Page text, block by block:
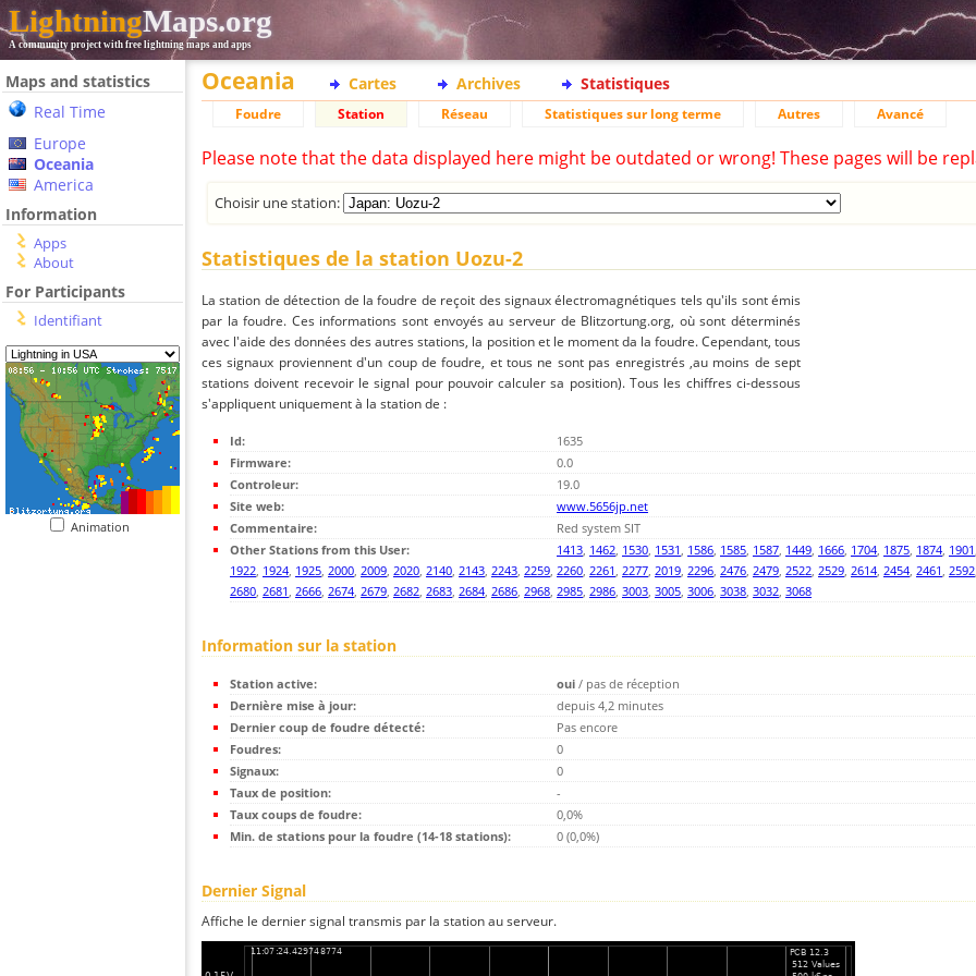
LightningMaps.org
A community project with free lightning maps and apps
Maps and statistics
Real Time
Europe
Oceania
America
Information
Apps
About
For Participants
Identifiant
Animation
Oceania Cartes Archives Statistiques
Foudre Station Réseau Statistiques sur long terme Autres Avancé
Please note that the data displayed here might be outdated or wrong! These pages will be
Choisir une station:
Statistiques de la station Uozu-2
La station de détection de la foudre de reçoit des signaux électromagnétiques tels qu'ils sont émis
par la foudre. Ces informations sont envoyés au serveur de Blitzortung.org, où sont déterminés
avec l'aide des données des autres stations, la position et le moment da la foudre. Cependant, tous
ces signaux proviennent d'un coup de foudre, et tous ne sont pas enregistrés ,au moins de sept
stations doivent recevoir le signal pour pouvoir calculer sa position). Tous les chiffres ci-dessous
s'appliquent uniquement à la station de :
Id:
1635
Firmware:
0.0
Controleur:
19.0
Site web:
www.5656jp.net
Commentaire:
Red system SIT
Other Stations from this User:
1413, 1462, 1530, 1531, 1586, 1585, 1587, 1449, 1666, 1704, 1875, 1874, 1901
1922, 1924, 1925, 2000, 2009, 2020, 2140, 2143, 2243, 2259, 2260, 2261, 2277, 2019, 2296, 2476, 2479, 2522, 2529, 2614, 2454, 2461, 2592
2680, 2681, 2666, 2674, 2679, 2682, 2683, 2684, 2686, 2968, 2985, 2986, 3003, 3005, 3006, 3038, 3032, 3068
Information sur la station
Station active: oui / pas de réception
Dernière mise à jour:
depuis 4,2 minutes
Dernier coup de foudre détecté:
Pas encore
Foudres:
0
Signaux:
0
Taux de position:
-
Taux coups de foudre:
0,0%
Min. de stations pour la foudre (14-18 stations):
0 (0,0%)
Dernier Signal
Affiche le dernier signal transmis par la station au serveur.